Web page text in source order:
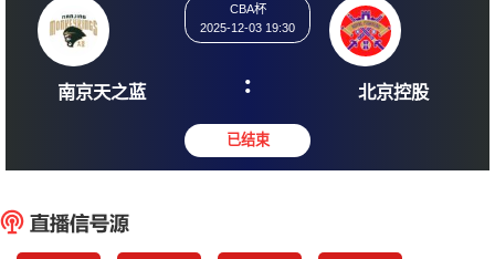
南京天之蓝
2025-12-03 19:30
: 北京